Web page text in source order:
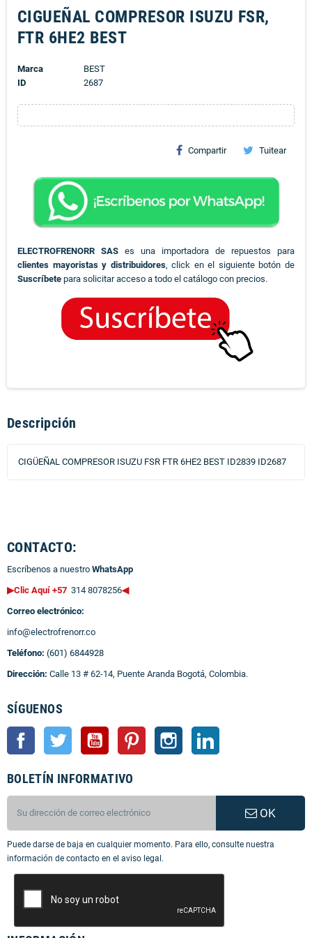
CIGUEÑAL COMPRESOR ISUZU FSR,
FTR 6HE2 BEST
Marca
BEST
ID
2687
Compartir Tuitear
ELECTROFRENORR SAS es una importadora de repuestos para
clientes mayoristas y distribuidores, click en el siguiente botón de
Suscríbete para solicitar acceso a todo el catálogo con precios.
Descripción
CIGÜEÑAL COMPRESOR ISUZU FSR FTR 6HE2 BEST ID2839 ID2687
CONTACTO:
Escríbenos a nuestro WhatsApp
▶Clic Aquí +57 314 8078256◀
Correo electrónico:
info@electrofrenorr.co
Teléfono: (601) 6844928
Dirección: Calle 13 # 62-14, Puente Aranda Bogotá, Colombia.
SÍGUENOS
Facebook Twitter YouTube Pinterest Instagram
BOLETÍN INFORMATIVO
OK
Puede darse de baja en cualquier momento. Para ello, consulte nuestra
información de contacto en el aviso legal.